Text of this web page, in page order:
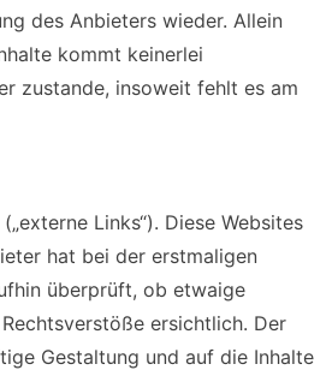
des Anbieters wieder. Allein
kommt keinerlei
zustande, insoweit fehlt es am
Links“). Diese Websites
hat bei der erstmaligen
überprüft, ob etwaige
ersichtlich. Der
Gestaltung und auf die Inhalte